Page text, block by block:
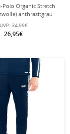
Polo Organic Stretch
anthrazitgrau
Herren
UVP: 34,99€
26,95€